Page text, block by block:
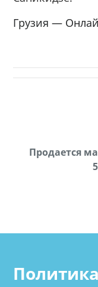
Грузия —
Продается
Продаются
Политика